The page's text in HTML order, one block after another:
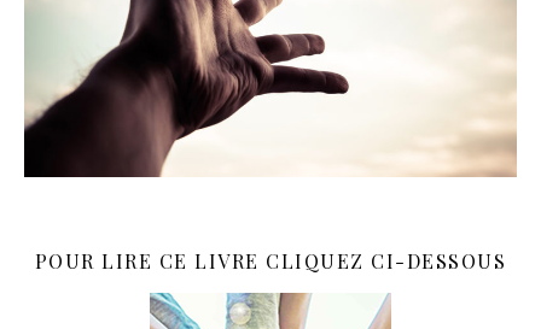
POUR LIRE CE LIVRE CLIQUEZ CI-DESSOUS